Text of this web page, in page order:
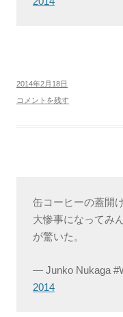
2014年2月18日
コメントを残す
缶コーヒーの蓋開
大惨事になってみ
が驚いた。
— Junko Nukaga
2014